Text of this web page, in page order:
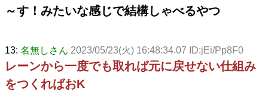
～す！みたいな感じで結構しゃべるやつ
13: 名無しさん 2023/05/23(火) 16:48:34.07 ID:jEi/Pp8F0
レーンから一度でも取れば元に戻せない仕組み
をつくればおK